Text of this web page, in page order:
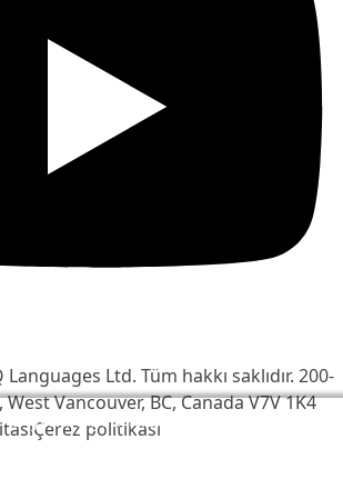
iyi hale getirmek için çerezleri
Siteyi ziyaret ederek, bunu kabul
Languages Ltd. Tüm hakkı saklıdır. 200-
Vancouver, BC, CanadaV7V 1K4
Çerez politikası